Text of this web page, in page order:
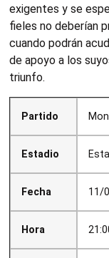
exigentes y se
fieles no deberían
cuando podrán
de apoyo a los
triunfo.
Partido
Estadio
Fecha
Hora
11/